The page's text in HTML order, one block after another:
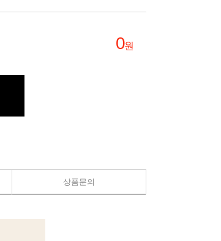
0원
상품문의